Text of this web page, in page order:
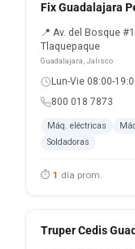
Fix Guadalajara
📍 Av. del Bosque
Tlaquepaque
Guadalajara, Jalisco
Lun-Vie 08:00-
800 018 7873
Máq. eléctricas
Soldadoras
⏱ 1 día prom.
Truper Cedis